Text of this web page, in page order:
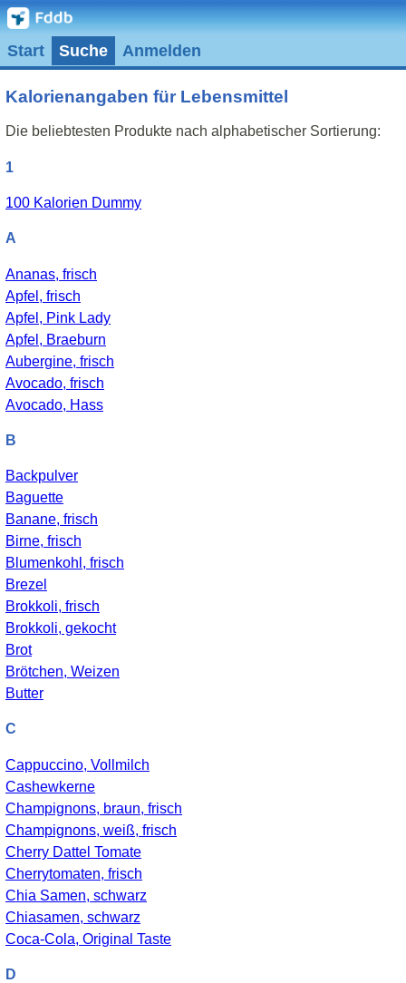
Start Suche Anmelden
Kalorienangaben für Lebensmittel
Die beliebtesten Produkte nach alphabetischer Sortierung:
1
100 Kalorien Dummy
A
Ananas, frisch
Apfel, frisch
Apfel, Pink Lady
Apfel, Braeburn
Aubergine, frisch
Avocado, frisch
Avocado, Hass
B
Backpulver
Baguette
Banane, frisch
Birne, frisch
Blumenkohl, frisch
Brezel
Brokkoli, frisch
Brokkoli, gekocht
Brot
Brötchen, Weizen
Butter
C
Cappuccino, Vollmilch
Cashewkerne
Champignons, braun, frisch
Champignons, weiß, frisch
Cherry Dattel Tomate
Cherrytomaten, frisch
Chia Samen, schwarz
Chiasamen, schwarz
Coca-Cola, Original Taste
D